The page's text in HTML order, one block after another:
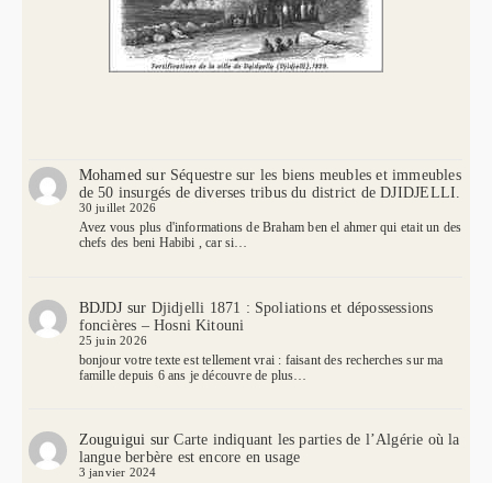
Mohamedsur Séquestre sur les biens meubles et immeubles
de 50 insurgés de diverses tribus du district de DJIDJELLI.
30 juillet 2026
Avez vous plus d'informations de Braham ben el ahmer qui etait un des
chefs des beni Habibi , car si…
BDJDJ sur Djidjelli 1871 : Spoliations et dépossessions
foncières – Hosni Kitouni
25 juin 2026
bonjour votre texte est tellement vrai : faisant des recherches sur ma
famille depuis 6 ans je découvre de plus…
Zouguigui surCarte indiquant les parties de l’Algérie où la
langue berbère est encore en usage
3 janvier 2024